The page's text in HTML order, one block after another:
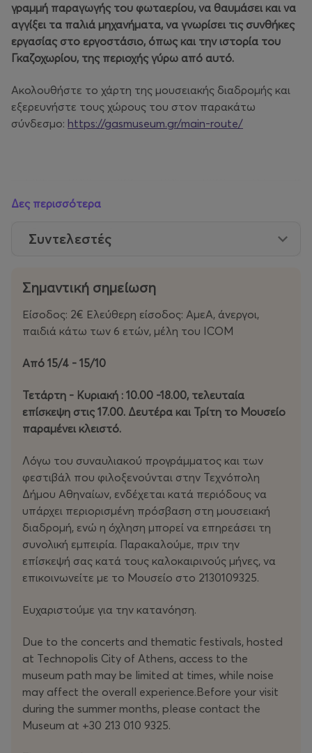
γραμμή παραγωγής του φωταερίου, να θαυμάσει και να
αγγίξει τα παλιά μηχανήματα, να γνωρίσει τις συνθήκες
εργασίας στο εργοστάσιο, όπως και την ιστορία του
Γκαζοχωρίου, της περιοχής γύρω από αυτό.
Ακολουθήστε το χάρτη της μουσειακής διαδρομής και
εξερευνήστε τους χώρους του στον παρακάτω
σύνδεσμο: https://gasmuseum.gr/main-route/
Δες περισσότερα
Συντελεστές
Σημαντική σημείωση
Είσοδος: 2€ Ελεύθερη είσοδος: ΑμεΑ, άνεργοι,
παιδιά κάτω των 6 ετών, μέλη του ICOM
Από 15/4 - 15/10
Τετάρτη - Κυριακή : 10.00 -18.00, τελευταία
επίσκεψη στις 17.00. Δευτέρα και Τρίτη το Μουσείο
παραμένει κλειστό.
Λόγω του συναυλιακού προγράμματος και των
φεστιβάλ που φιλοξενούνται στην Τεχνόπολη
Δήμου Αθηναίων, ενδέχεται κατά περιόδους να
υπάρχει περιορισμένη πρόσβαση στη μουσειακή
διαδρομή, ενώ η όχληση μπορεί να επηρεάσει τη
συνολική εμπειρία. Παρακαλούμε, πριν την
επίσκεψή σας κατά τους καλοκαιρινούς μήνες, να
επικοινωνείτε με το Μουσείο στο 2130109325.
Ευχαριστούμε για την κατανόηση.
Due to the concerts and thematic festivals, hosted
at Technopolis City of Athens, access to the
museum path may be limited at times, while noise
may affect the overall experience.Before your visit
during the summer months, please contact the
Museum at +30 213 010 9325.